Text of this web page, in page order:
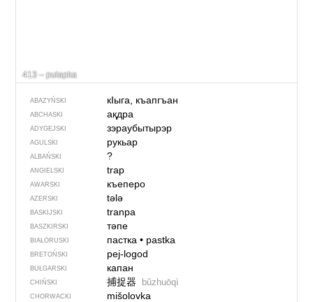
413 – pułapka
ABAZYŃSKI кIыга, къапгъан
ABCHASKI ақдра
ADYGEJSKI зэраубытырэр
AGULSKI рукьар
ALBAŃSKI ?
ANGIELSKI trap
AWARSKI къеперо
AZERSKI tələ
BASKIJSKI tranpa
BASZKIRSKI тәпе
BIAŁORUSKI пастка• pastka
BRETOŃSKI pej-logod
BUŁGARSKI капан
CHIŃSKI 捕捉器 bǔzhuōqì
CHORWACKI mišolovka